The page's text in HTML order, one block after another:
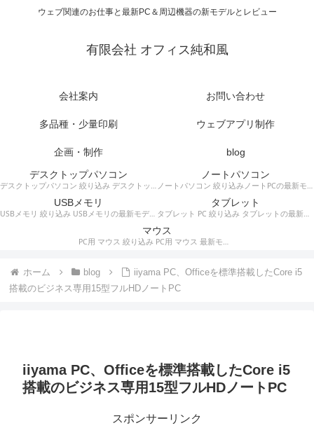
ウェブ関連のお仕事と最新PC＆周辺機器の新モデルとレビュー
有限会社 オフィス純和風
会社案内 お問い合わせ
多品種・少量印刷 ウェブアプリ制作
企画・制作
blog
デスクトップパソコン
デスクトップパソコン 絞り込み デスクトップPCの最新モデルやスペック・仕様に関する情報。
ノートパソコン
ノートパソコン 絞り込みノートPCの最新モデルやスペック・仕様に関する情報。
USBメモリ
USBメモリ 絞り込み USBメモリの最新モデルやスペック・仕様に関する情報。
タブレット
タブレット PC 絞り込み タブレットの最新モデルやスペック・仕様に関する情報。
マウス
PC用 マウス 絞り込み PC用 マウス 最新モデルやスペック・仕様に関する情報。ワイヤレスマウス、有線マウス、接続タイプなど。
ホーム blog
iiyama PC、Officeを標準搭載したCore i5
搭載のビジネス専用15型フルHDノートPC
iiyama PC、Officeを標準搭載したCore i5
搭載のビジネス専用15型フルHDノートPC
スポンサーリンク